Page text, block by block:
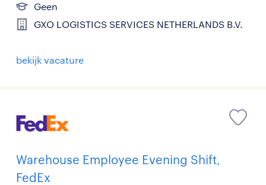
Geen
GXO LOGISTICS SERVICES NETHERLANDS B.V.
bekijk vacature
Warehouse Employee Evening Shift,
FedEx